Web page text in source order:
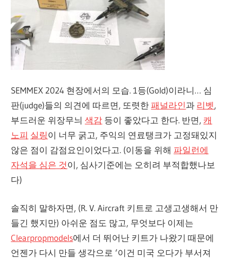
SEMMEX 2024 현장에서의 모습. 1등(Gold)이라니… 심
판(judge)들의 의견에 따르면, 또렷한패널라인과 리벳,
부드러운 위장무늬색감 등이 좋았다고 한다. 반면, 캐
노피 실링이 너무 굵고, 주익의 연료탱크가 고정돼있지
않은 점이 감점요인이었다고. (이동을 위해 파일런에
자석을 심은 것이, 심사기준에는 오히려 부적합했나보
다)
솔직히 말하자면, (R. V. Aircraft 키트로 고생고생해서 만
들긴 했지만) 아쉬운 점도 많고, 무엇보다 이제는
Clearpropmodels에서 더 뛰어난 키트가 나왔기 때문에
언젠가 다시 만들 생각으로 ‘이건 미국 오다가 부서져